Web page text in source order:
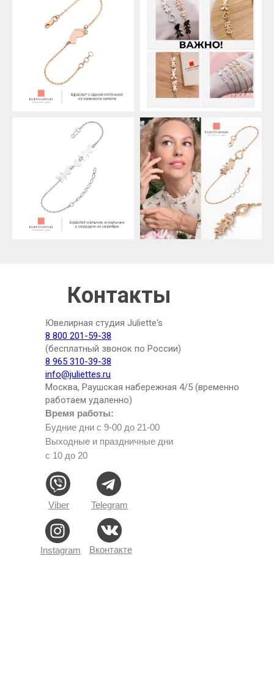
Время работы:
Будние дни с 9-00 до 21-00
Выходные и праздничные дни
с 10 до 20
Telegram
Viber
Instagram
Ювелирная студия Juliette's
8 800 201-59-38
(бесплатный звонок по России)
8 965 310-39-38
info@juliettes.ru
Москва, Раушская набережная 4/5 (временно
работаем удаленно)
Контакты
Вконтакте